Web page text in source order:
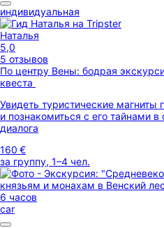
индивидуальная
Наталья
5,0
5 отзывов
По центру Вены: бодрая
квеста
Увидеть туристические магниты
и познакомиться с его тайнами
диалога
160 €
за группу, 1–4 чел.
6 часов
car